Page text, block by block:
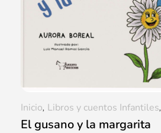
El gusano y la margarita
Inicio, Libros y cuentos Infantiles,